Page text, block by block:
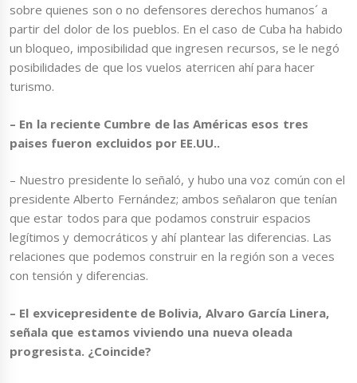
sobre quienes son o no defensores derechos humanos´ a
partir del dolor de los pueblos. En el caso de Cuba ha habido
un bloqueo, imposibilidad que ingresen recursos, se le negó
posibilidades de que los vuelos aterricen ahí para hacer
turismo.
– En la reciente Cumbre de las Américas esos tres
paises fueron excluidos por EE.UU..
– Nuestro presidente lo señaló, y hubo una voz común con el
presidente Alberto Fernández; ambos señalaron que tenían
que estar todos para que podamos construir espacios
legítimos y democráticos y ahí plantear las diferencias. Las
relaciones que podemos construir en la región son a veces
con tensión y diferencias.
– El exvicepresidente de Bolivia, Alvaro García Linera,
señala que estamos viviendo una nueva oleada
progresista. ¿Coincide?